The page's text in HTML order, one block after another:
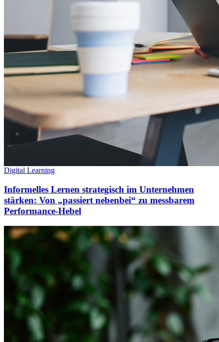
Digital Learning
Informelles Lernen strategisch im Unternehmen
stärken: Von „passiert nebenbei“ zu messbarem
Performance-Hebel